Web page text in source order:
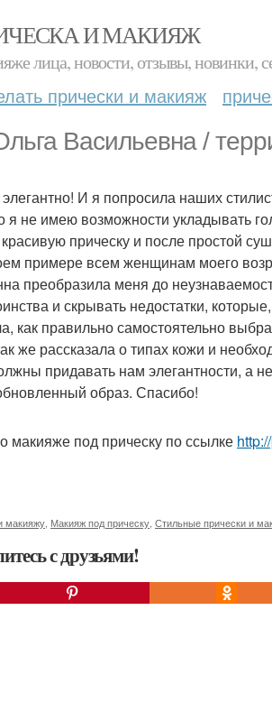
И МАКИЯЖ
лица, новости, отзывы, новинки,
прически и макияж
Васильевна /
И я попросила наших
я не имею возможности укладывать
прическу и после простой
примере всем женщинам моего
преобразила меня до
и скрывать недостатки,
как правильно самостоятельно
же рассказала о типах кожи и
придавать нам элегантности, а
образ. Спасибо!
макияже под прическу по ссылке
макияжу Макияж под прическу Стильные прически и
с друзьями!